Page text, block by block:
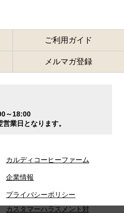
ご利用ガイド
メルマガ登録
～18:00
業日となります。
カルディコーヒーファーム
企業情報
プライバシーポリシー
カスタマーハラスメント対